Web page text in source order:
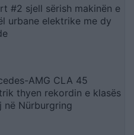
#2 sjell sërish makinën e
urbane elektrike me dy
AMG CLA 45
thyen rekordin e klasës
në Nürburgring